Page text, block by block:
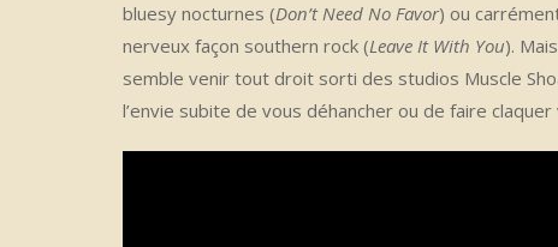
bluesy nocturnes (Don’t Need No Favor) ou
nerveux façon southern rock (Leave It With You).
semble venir tout droit sorti des studios Muscle
l’envie subite de vous déhancher ou de faire